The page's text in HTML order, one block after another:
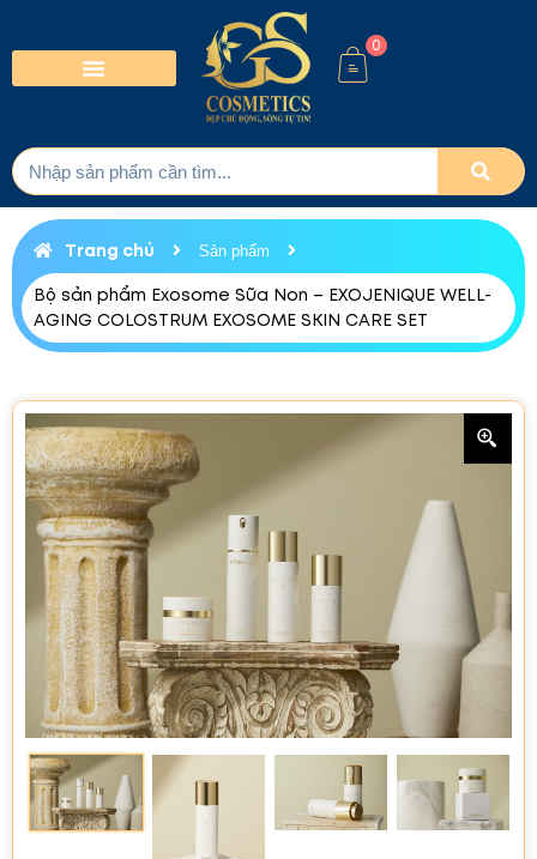
0
Trang chủ Sản phẩm
Bộ sản phẩm Exosome Sữa Non – EXOJENIQUE WELL-
AGING COLOSTRUM EXOSOME SKIN CARE SET